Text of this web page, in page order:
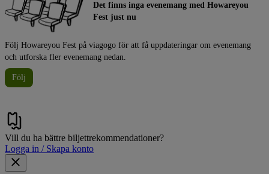
Det finns inga evenemang med Howareyou
Fest just nu
Följ Howareyou Fest på viagogo för att få uppdateringar om evenemang
och utforska fler evenemang nedan.
Följ
Vill du ha bättre biljettrekommendationer?
Logga in / Skapa konto